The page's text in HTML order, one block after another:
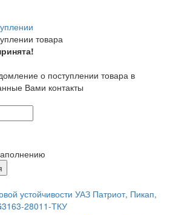
товара
о поступлении товара в
Вами контакты